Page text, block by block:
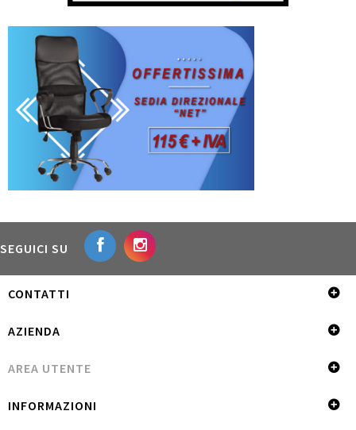
SEGUICI SU
CONTATTI
AZIENDA
AREA UTENTE
INFORMAZIONI